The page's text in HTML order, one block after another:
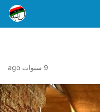
9 سنوات ago